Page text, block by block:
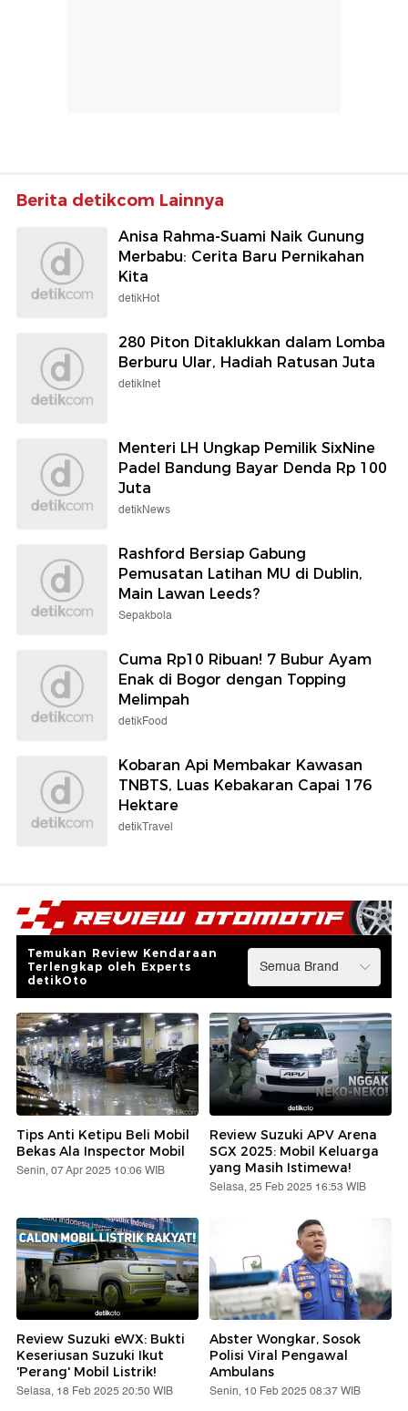
Berita detikcom Lainnya
Anisa Rahma-Suami Naik Gunung
Merbabu: Cerita Baru Pernikahan
Kita
detikHot
280 Piton Ditaklukkan dalam Lomba
Berburu Ular, Hadiah Ratusan Juta
detikInet
Menteri LH Ungkap Pemilik SixNine
Padel Bandung Bayar Denda Rp 100
Juta
detikNews
Rashford Bersiap Gabung
Pemusatan Latihan MU di Dublin,
Main Lawan Leeds?
Sepakbola
Cuma Rp10 Ribuan! 7 Bubur Ayam
Enak di Bogor dengan Topping
Melimpah
detikFood
Kobaran Api Membakar Kawasan
TNBTS, Luas Kebakaran Capai 176
Hektare
detikTravel
Temukan Review Kendaraan
Terlengkap oleh Experts
detikOto
Tips Anti Ketipu Beli Mobil
Bekas Ala Inspector Mobil
Senin, 07 Apr 2025 10:06 WIB
Review Suzuki APV Arena
SGX 2025: Mobil Keluarga
yang Masih Istimewa!
Selasa, 25 Feb 2025 16:53 WIB
Review Suzuki eWX: Bukti
Keseriusan Suzuki Ikut
'Perang' Mobil Listrik!
Selasa, 18 Feb 2025 20:50 WIB
Abster Wongkar, Sosok
Polisi Viral Pengawal
Ambulans
Senin, 10 Feb 2025 08:37 WIB